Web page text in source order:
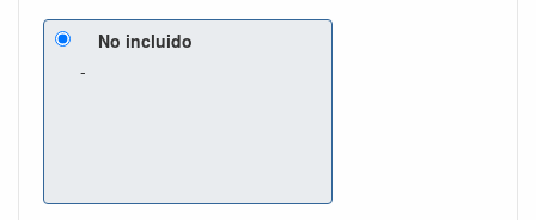
No incluido
-